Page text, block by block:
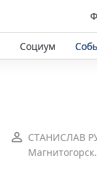
Социум
СТАНИСЛАВ
Магнитогорск.